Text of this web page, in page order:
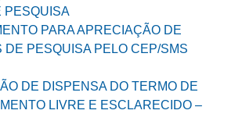
PESQUISA
PARA APRECIAÇÃO DE
DE PESQUISA PELO CEP/SMS
DE DISPENSA DO TERMO DE
LIVRE E ESCLARECIDO –